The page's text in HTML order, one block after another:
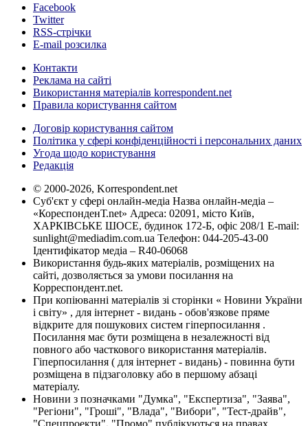
Facebook
Twitter
RSS-стрічки
E-mail розсилка
Контакти
Реклама на сайті
Використання матеріалів korrespondent.net
Правила користування сайтом
Договір користування сайтом
Політика у сфері конфіденційності і персональних даних
Угода щодо користування
Редакція
© 2000-2026, Korrespondent.net
Суб'єкт у сфері онлайн-медіа Назва онлайн-медіа –
«КореспонденТ.net» Адреса: 02091, місто Київ,
ХАРКІВСЬКЕ ШОСЕ, будинок 172-Б, офіс 208/1 E-mail:
sunlight@mediadim.com.ua Телефон: 044-205-43-00
Ідентифікатор медіа – R40-06068
Використання будь-яких матеріалів, розміщених на
сайті, дозволяється за умови посилання на
Корреспондент.net.
При копіюванні матеріалів зі сторінки « Новини України
і світу» , для інтернет - видань - обов'язкове пряме
відкрите для пошукових систем гіперпосилання .
Посилання має бути розміщена в незалежності від
повного або часткового використання матеріалів.
Гіперпосилання ( для інтернет - видань) - повинна бути
розміщена в підзаголовку або в першому абзаці
матеріалу.
Новини з позначками "Думка", "Експертиза", "Заява",
"Регіони", "Гроші", "Влада", "Вибори", "Тест-драйв",
"Спецпроекти", "Промо" публікуються на правах